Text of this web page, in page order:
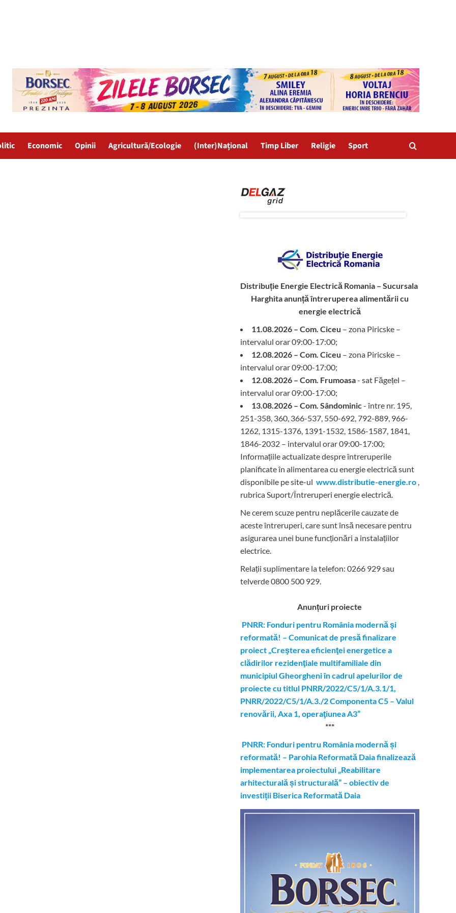
Economic Opinii Agricultură/Ecologie (Inter)Național Timp Liber Religie Sport
Distribuție Energie Electrică Romania – Sucursala
Harghitaanunță întreruperea alimentării cu
energie electrică
11.08.2026 – Com. Ciceu – zona Piricske –
intervalul orar 09:00-17:00;
12.08.2026 – Com. Ciceu – zona Piricske –
intervalul orar 09:00-17:00;
12.08.2026 – Com. Frumoasa- sat Făgețel –
intervalul orar 09:00-17:00;
13.08.2026 – Com. Sândominic- între nr. 195,
251-358, 360, 366-537, 550-692, 792-889, 966-
1262, 1315-1376, 1391-1532, 1586-1587, 1841,
1846-2032 – intervalul orar 09:00-17:00;
Informațiile actualizate despre întreruperile
planificate în alimentarea cu energie electrică sunt
disponibile pe site-ul www.distributie-energie.ro ,
rubrica Suport/Întreruperi energie electrică.
Ne cerem scuze pentru neplăcerile cauzate de
aceste întreruperi, care sunt însă necesare pentru
asigurarea unei bune funcționări a instalațiilor
electrice.
Relații suplimentare la telefon: 0266 929 sau
telverde 0800 500 929.
Anunțuri proiecte
PNRR: Fonduri pentru România modernă şi
reformată! – Comunicat de presă finalizare
proiect „Creşterea eficienţei energetice a
clădirilor rezidenţiale multifamiliale din
municipiul Gheorgheni în cadrul apelurilor de
proiecte cu titlul PNRR/2022/C5/1/A.3.1/1,
PNRR/2022/C5/1/A.3./2 Componenta C5 – Valul
renovării, Axa 1, operaţiunea A3”
***
PNRR: Fonduri pentru România modernă și
reformată! – Parohia Reformată Daia finalizează
implementarea proiectului „Reabilitare
arhitecturală și structurală” – obiectiv de
investiții Biserica Reformată Daia